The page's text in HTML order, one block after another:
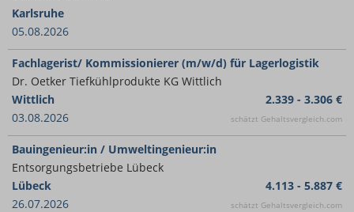
Karlsruhe
05.08.2026
Fachlagerist/ Kommissionierer (m/w/d) für Lagerlogistik
Dr. Oetker Tiefkühlprodukte KG Wittlich
Wittlich
03.08.2026
2.339 - 3.306 €
schätzt Gehaltsvergleich.com
Bauingenieur:in / Umweltingenieur:in
Entsorgungsbetriebe Lübeck
Lübeck
26.07.2026
4.113 - 5.887 €
schätzt Gehaltsvergleich.com